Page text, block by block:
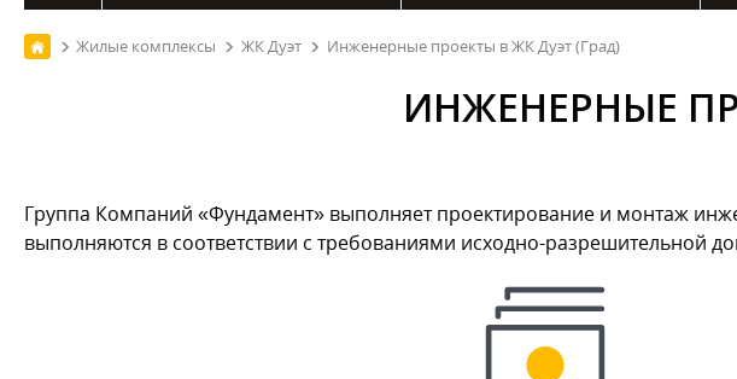
Жилые комплексы ЖК Дуэт Инженерные проекты в ЖК Дуэт (Град)
ИНЖЕНЕРНЫЕ
Группа Компаний «Фундамент» выполняет проектирование и монтаж
выполняются в соответствии с требованиями исходно-разрешительной